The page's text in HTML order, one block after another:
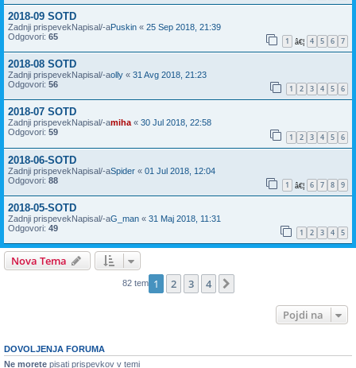
2018-09 SOTD
Zadnji prispevekNapisal/-aPuskin « 25 Sep 2018, 21:39
Odgovori: 65 1 â€¦ 4 5 6 7
2018-08 SOTD
Zadnji prispevekNapisal/-aolly « 31 Avg 2018, 21:23
Odgovori: 56 1 2 3 4 5 6
2018-07 SOTD
Zadnji prispevekNapisal/-amiha« 30 Jul 2018, 22:58
Odgovori: 59 1 2 3 4 5 6
2018-06-SOTD
Zadnji prispevekNapisal/-aSpider « 01 Jul 2018, 12:04
Odgovori: 88 1 â€¦ 6 7 8 9
2018-05-SOTD
Zadnji prispevekNapisal/-aG_man « 31 Maj 2018, 11:31
Odgovori: 49 1 2 3 4 5
Nova Tema
82 tem 1 2 3 4
Pojdi na
DOVOLJENJA FORUMA
Ne morete pisati prispevkov v temi